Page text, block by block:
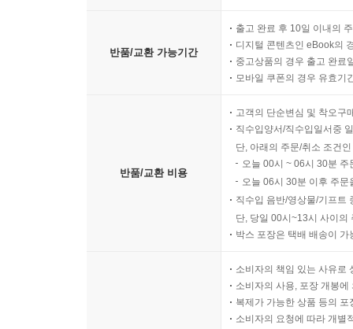
반품/교환 가능기간
출고 완료 후 10일 이내의
디지털 콘텐츠인 eBook의
중고상품의 경우 출고 완료
모바일 쿠폰의 경우 유효기
반품/교환 비용
고객의 단순변심 및 착오구
직수입양서/직수입일서중
단, 아래의 주문/취소 조건
오늘 00시 ~ 06시 30분
오늘 06시 30분 이후 주
직수입 음반/영상물/기프트
단, 당일 00시~13시 사이의
박스 포장은 택배 배송이
소비자의 책임 있는 사유로
소비자의 사용, 포장 개봉
복제가 가능한 상품 등의
소비자의 요청에 따라 개별